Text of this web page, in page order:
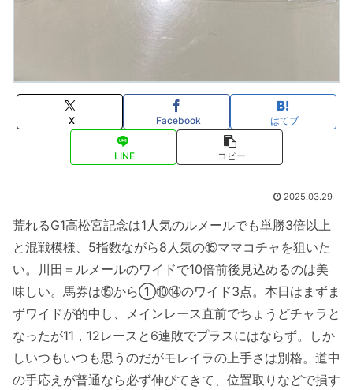
X Facebook はてブ
LINE コピー
2025.03.29
荒れるG1高松宮記念は1人気のルメールでも単勝3倍以上
と混戦模様、5指数ながら8人気の⑮ママコチャを狙いた
い。川田＝ルメールのワイドで10倍前後見込めるのは美
味しい。馬券は⑮から①⑩⑭のワイド3点。本日はまずま
ずワイドが的中し、メインレース直前でちょうどチャラと
なったが11，12レースと6連敗でプラスにはならず。しか
しいつもいつも思うのだがモレイラの上手さは別格。道中
の手応えが普通なら必ず伸びてきて、位置取りなどで損す